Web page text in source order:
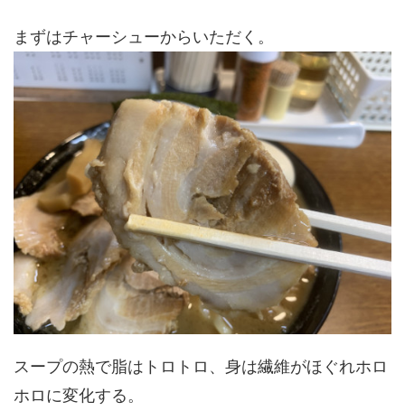
まずはチャーシューからいただく。
スープの熱で脂はトロトロ、身は繊維がほぐれホロ
ホロに変化する。